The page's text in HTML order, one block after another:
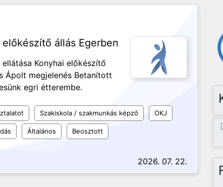
állás Egerben
Konyhai előkészítő
Ápolt megjelenés Betanított
egri étterembe.
Szakiskola / szakmunkás képző OKJ
Általános Beosztott
2026. 07. 22.